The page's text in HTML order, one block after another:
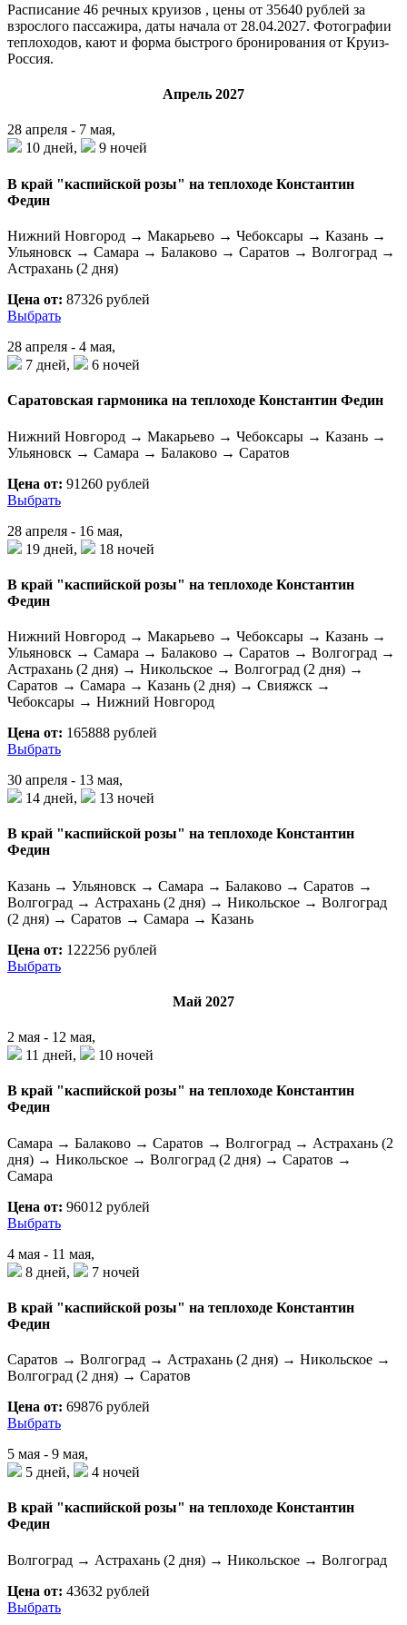
Расписание 46 речных круизов , цены от 35640 рублей за
взрослого пассажира, даты начала от 28.04.2027. Фотографии
теплоходов, кают и форма быстрого бронирования от Круиз-
Россия.
Апрель 2027
28 апреля - 7 мая,
10 дней,
9 ночей
В край "каспийской розы" на теплоходе Константин
Федин
Нижний Новгород → Макарьево → Чебоксары → Казань →
Ульяновск → Самара → Балаково → Саратов → Волгоград →
Астрахань (2 дня)
Цена от: 87326 рублей
Выбрать
28 апреля - 4 мая,
7 дней,
6 ночей
Саратовская гармоника на теплоходе Константин Федин
Нижний Новгород → Макарьево → Чебоксары → Казань →
Ульяновск → Самара → Балаково → Саратов
Цена от: 91260 рублей
Выбрать
28 апреля - 16 мая,
19 дней,
18 ночей
В край "каспийской розы" на теплоходе Константин
Федин
Нижний Новгород → Макарьево → Чебоксары → Казань →
Ульяновск → Самара → Балаково → Саратов → Волгоград →
Астрахань (2 дня) → Никольское → Волгоград (2 дня) →
Саратов → Самара → Казань (2 дня) → Свияжск →
Чебоксары → Нижний Новгород
Цена от: 165888 рублей
Выбрать
30 апреля - 13 мая,
14 дней,
13 ночей
В край "каспийской розы" на теплоходе Константин
Федин
Казань → Ульяновск → Самара → Балаково → Саратов →
Волгоград → Астрахань (2 дня) → Никольское → Волгоград
(2 дня) → Саратов → Самара → Казань
Цена от: 122256 рублей
Выбрать
Май 2027
2 мая - 12 мая,
11 дней,
10 ночей
В край "каспийской розы" на теплоходе Константин
Федин
Самара → Балаково → Саратов → Волгоград → Астрахань (2
дня) → Никольское → Волгоград (2 дня) → Саратов →
Самара
Цена от: 96012 рублей
Выбрать
4 мая - 11 мая,
8 дней,
7 ночей
В край "каспийской розы" на теплоходе Константин
Федин
Саратов → Волгоград → Астрахань (2 дня) → Никольское →
Волгоград (2 дня) → Саратов
Цена от: 69876 рублей
Выбрать
5 мая - 9 мая,
5 дней,
4 ночей
В край "каспийской розы" на теплоходе Константин
Федин
Волгоград → Астрахань (2 дня) → Никольское → Волгоград
Цена от: 43632 рублей
Выбрать